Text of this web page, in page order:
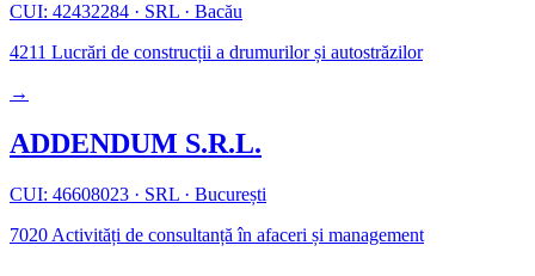
CUI: 42432284 · SRL · Bacău
4211 Lucrări de construcții a drumurilor și autostrăzilor
→
ADDENDUM S.R.L.
CUI: 46608023 · SRL · București
7020 Activități de consultanță în afaceri și management